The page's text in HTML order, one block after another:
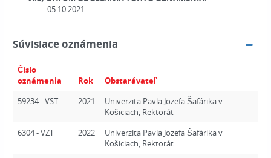
05.10.2021
Súvisiace oznámenia
Číslo
oznámenia
Rok
Obstarávateľ
59234 - VST
2021
Univerzita Pavla Jozefa Šafárika v
Košiciach, Rektorát
6304 - VZT
2022
Univerzita Pavla Jozefa Šafárika v
Košiciach, Rektorát